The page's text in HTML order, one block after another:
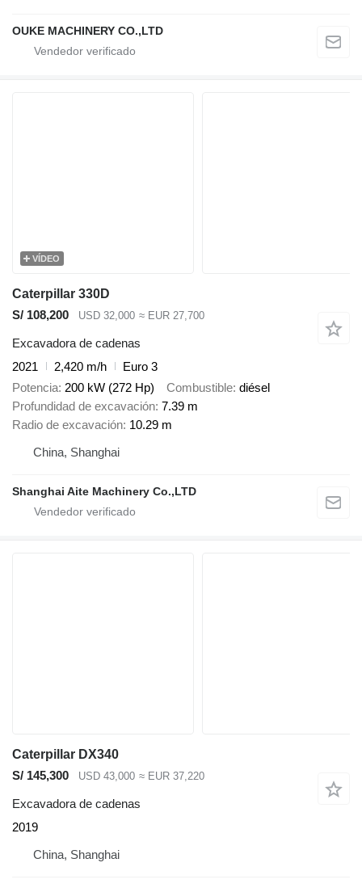
OUKE MACHINERY CO.,LTD
VÍDEO
Caterpillar 330D
S/ 108,200
USD 32,000 ≈ EUR 27,700
Excavadora de cadenas
2021
2,420 m/h
Euro 3
Potencia 200 kW (272 Hp) Combustible diésel
Profundidad de excavación 7.39 m
Radio de excavación 10.29 m
China, Shanghai
Shanghai Aite Machinery Co.,LTD
Caterpillar DX340
S/ 145,300
USD 43,000 ≈ EUR 37,220
Excavadora de cadenas
2019
China, Shanghai